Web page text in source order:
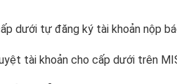
dưới tự đăng ký tài khoản nộp
tài khoản cho cấp dưới trên